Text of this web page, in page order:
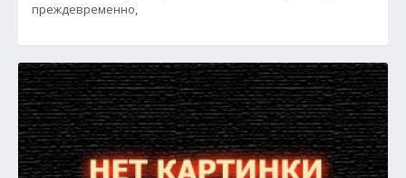
преждевременно,